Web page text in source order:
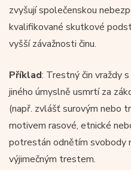
zvyšují společenskou
kvalifikované skutkové
vyšší závažnosti činu.
Příklad: Trestný čin vraždy
jiného úmyslně usmrtí za
(např. zvlášť surovým nebo
motivem rasové, etnické
potrestán odnětím svobody
výjimečným trestem.